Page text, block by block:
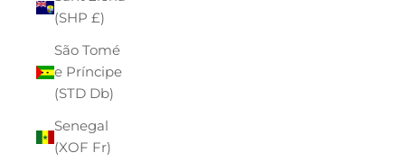
(SHP £)
São Tomé
e Príncipe
(STD Db)
Senegal
(XOF Fr)